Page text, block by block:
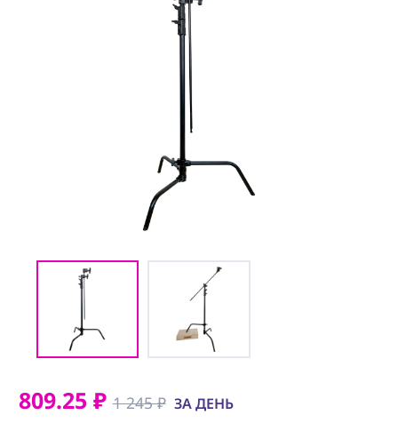
(FRN) МЕБЕЛЬ И
(CNS) РАСХОДНЫЕ
МАТЕРИАЛЫ
ПРОГРАММНОЕ
ОБЕСПЕЧЕНИЕ
809.25 ₽1 245 ₽ ЗА ДЕНЬ